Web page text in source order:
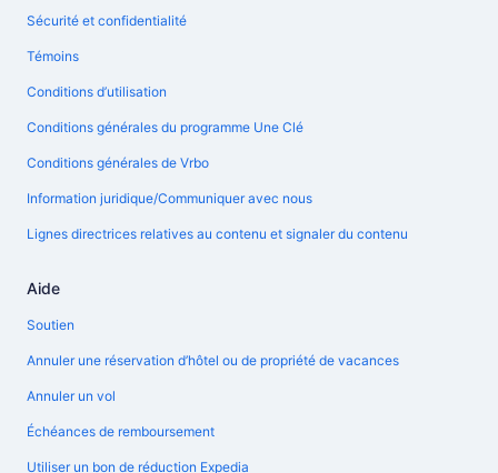
Sécurité et confidentialité
Témoins
Conditions d’utilisation
Conditions générales du programme Une Clé
Conditions générales de Vrbo
Information juridique/Communiquer avec nous
Lignes directrices relatives au contenu et signaler du contenu
Aide
Soutien
Annuler une réservation d’hôtel ou de propriété de vacances
Annuler un vol
Échéances de remboursement
Utiliser un bon de réduction Expedia